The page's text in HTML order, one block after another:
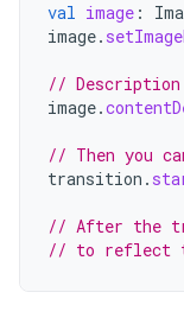
val image :
image.
//
image.
// Then you
transition .
// After the
// to reflect